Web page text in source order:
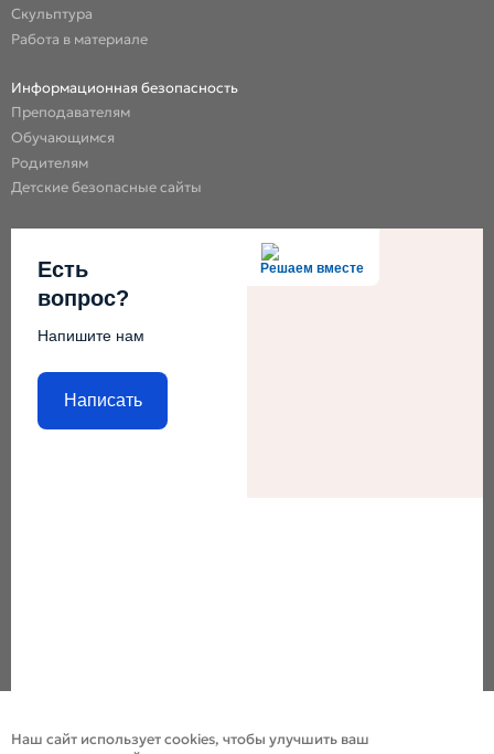
Скульптура
Работа в материале
Информационная безопасность
Преподавателям
Обучающимся
Родителям
Детские безопасные сайты
Решаем вместе
Есть
вопрос?
Напишите нам
Написать
Наш сайт использует cookies, чтобы улучшить ваш